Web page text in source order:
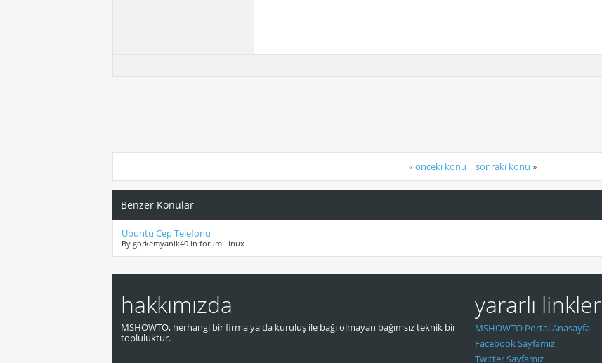
«önceki konu | sonraki konu »
Benzer Konular
Ubuntu Cep Telefonu
By gorkemyanik40 in forum Linux
hakkımızda
MSHOWTO, herhangi bir firma ya da kuruluş ile bağı olmayan bağımsız teknik bir
topluluktur.
yararlı linkler
MSHOWTO Portal Anasayfa
Facebook Sayfamız
Twitter Sayfamız